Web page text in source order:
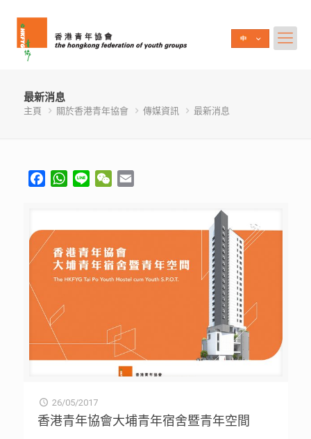
最新消息
主頁 關於香港青年協會 傳媒資訊 最新消息
FacebookWhatsApp
Line WeChat
26/05/2017
香港青年協會大埔青年宿舍暨青年空間